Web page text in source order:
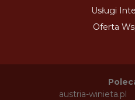
Usługi
Oferta
austria-winieta.pl